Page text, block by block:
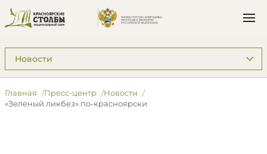
Подразделы: Пресс-центр
Главная Пресс-центр
Новости
«Зеленый ликбез» по-красноярски